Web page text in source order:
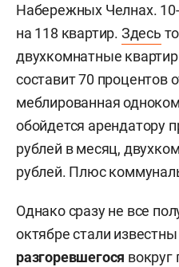
Набережных Челнах.
на 118 квартир. Здесь
двухкомнатные
составит 70 процентов
меблированная
обойдется арендатору
рублей в месяц,
рублей. Плюс
Однако сразу не все
октябре стали
разгоревшегося вокруг